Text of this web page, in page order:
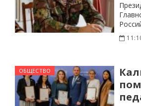
ОБЩЕСТВО